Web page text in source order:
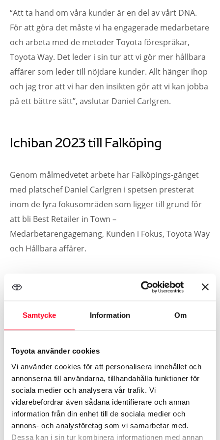
Samtycke Information Om
Toyota använder cookies
Vi använder cookies för att personalisera innehållet och
annonserna till användarna, tillhandahålla funktioner för
sociala medier och analysera vår trafik. Vi
vidarebefordrar även sådana identifierare och annan
information från din enhet till de sociala medier och
annons- och analysföretag som vi samarbetar med.
Dessa kan i sin tur kombinera informationen med annan
“Att ta hand om våra kunder är en del av vårt DNA.
För att göra det måste vi ha engagerade medarbetare
och arbeta med de metoder Toyota förespråkar,
Toyota Way. Det leder i sin tur att vi gör mer hållbara
affärer som leder till nöjdare kunder. Allt hänger ihop
och jag tror att vi har den insikten gör att vi kan jobba
på ett bättre sätt”, avslutar Daniel Carlgren.
Ichiban 2023 till Falköping
Genom målmedvetet arbete har Falköpings-gänget
med platschef Daniel Carlgren i spetsen presterat
inom de fyra fokusområden som ligger till grund för
att bli Best Retailer in Town –
Medarbetarengagemang, Kunden i Fokus, Toyota Way
och Hållbara affärer.
som grupp sedan vi flyttade in i våra nya lokaler och
platschef Daniel Carlgren.
Ichiban 2021 till Skövde
Det prestigefulla priset Ichiban delas varje år ut till
Sveriges bästa Toyota-återförsäljare. I år är den
återförsäljaren Lindströms Bil i Skövde. Det är vi